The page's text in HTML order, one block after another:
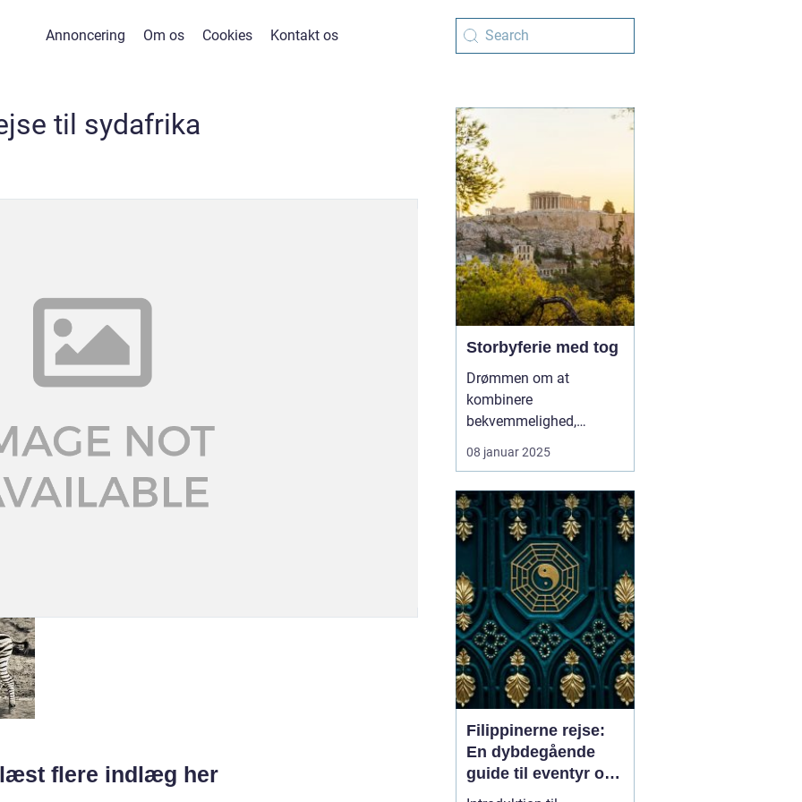
Annoncering Om os Cookies Kontakt os
til sydafrika
flere indlæg her
Storbyferie med tog
Drømmen om at
kombinere
bekvemmelighed,
bæredygtighed og
eventyr på samme rejse
man vælger ensto...
08 januar 2025
Filippinerne rejse:
En dybdegående
guide til eventyr og
oplevelser